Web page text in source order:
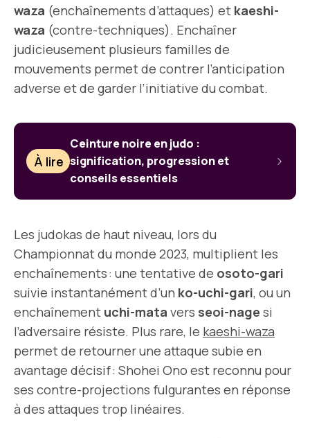
waza (enchaînements d’attaques) et kaeshi-
waza (contre-techniques). Enchaîner
judicieusement plusieurs familles de
mouvements permet de contrer l’anticipation
adverse et de garder l’initiative du combat.
À lire
Ceinture noire en judo :
signification, progression et
conseils essentiels
Les judokas de haut niveau, lors du
Championnat du monde 2023, multiplient les
enchaînements : une tentative de osoto-gari
suivie instantanément d’un ko-uchi-gari, ou un
enchaînement uchi-mata vers seoi-nage si
l’adversaire résiste. Plus rare, le kaeshi-waza
permet de retourner une attaque subie en
avantage décisif : Shohei Ono est reconnu pour
ses contre-projections fulgurantes en réponse
à des attaques trop linéaires.